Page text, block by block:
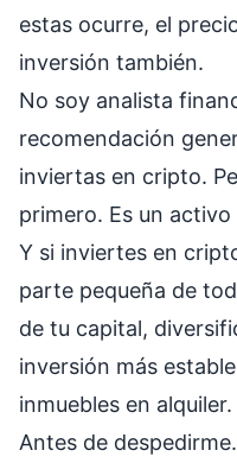
estas ocurre, el
inversión también.
No soy analista
recomendación
inviertas en cripto.
primero. Es un activo
Y si inviertes en
parte pequeña de
de tu capital,
inversión más
inmuebles en
Antes de